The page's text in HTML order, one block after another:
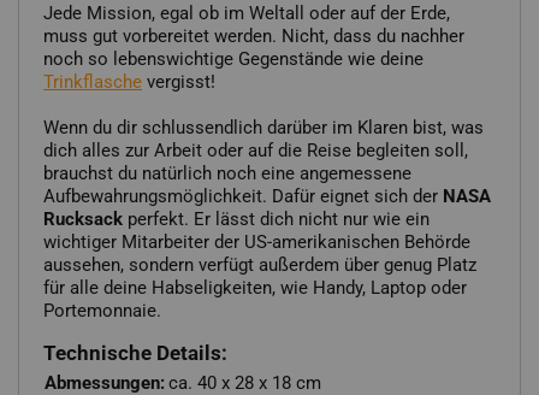
Jede Mission, egal ob im Weltall oder auf der Erde,
muss gut vorbereitet werden. Nicht, dass du nachher
noch so lebenswichtige Gegenstände wie deine
Trinkflasche vergisst!
Wenn du dir schlussendlich darüber im Klaren bist, was
dich alles zur Arbeit oder auf die Reise begleiten soll,
brauchst du natürlich noch eine angemessene
Aufbewahrungsmöglichkeit. Dafür eignet sich der NASA
Rucksack perfekt. Er lässt dich nicht nur wie ein
wichtiger Mitarbeiter der US-amerikanischen Behörde
aussehen, sondern verfügt außerdem über genug Platz
für alle deine Habseligkeiten, wie Handy, Laptop oder
Portemonnaie.
Technische Details:
Abmessungen: ca. 40 x 28 x 18 cm